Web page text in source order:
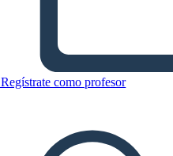
Regístrate como profesor